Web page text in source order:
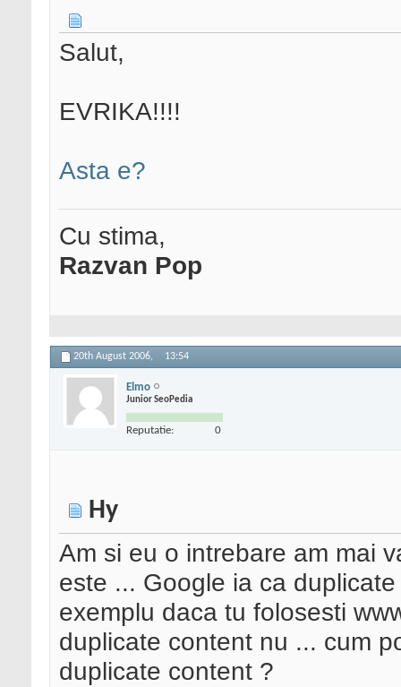
Salut,
EVRIKA!!!!
Asta e?
Cu stima,
Razvan Pop
20th August 2006, 13:54
Elmo
Junior SeoPedia
Reputatie: 0
Hy
Am si eu o intrebare am mai
este ... Google ia ca
exemplu daca tu folosesti
duplicate content nu ... cum
duplicate content ?